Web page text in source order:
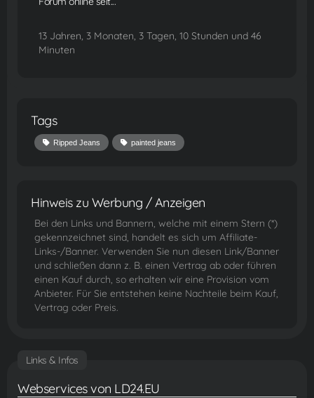
13 Jahren, 3 Monaten, 3 Tagen, 10 Stunden und 46
Minuten
Tags
Ripped Jeans painted jeans
Hinweis zu Werbung / Anzeigen
Bei den Links und Bannern, welche mit einem Stern (*)
gekennzeichnet sind, handelt es sich um Affiliate-
Links-/Banner. Verwenden Sie nun diesen Link/Banner
und schließen dann z. B. einen Vertrag ab oder führen
einen Kauf durch, so erhalten wir eine Provision vom
Anbieter. Für Sie entstehen keine Nachteile beim Kauf,
Vertrag oder Preis.
Links & Infos
Webservices von LD24.EU